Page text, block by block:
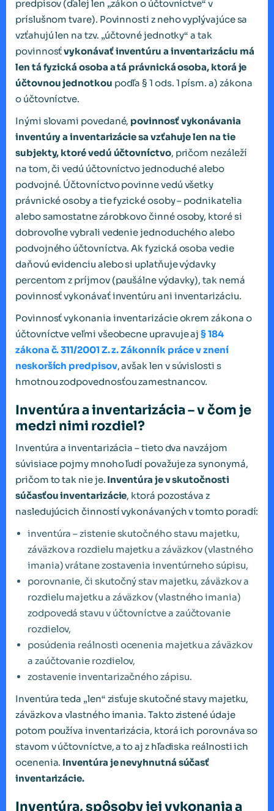
predpisov (ďalej len „zákon o účtovníctve“ v
príslušnom tvare). Povinnosti z neho vyplývajúce sa
vzťahujú len na tzv. „účtovné jednotky“ a tak
povinnosťvykonávať inventúru a inventarizáciu má
len tá fyzická osoba a tá právnická osoba, ktorá je
účtovnou jednotkou podľa § 1 ods. 1 písm. a) zákona
o účtovníctve.
Inými slovami povedané, povinnosť vykonávania
inventúry a inventarizácie sa vzťahuje len na tie
subjekty, ktoré vedú účtovníctvo, pričom nezáleží
na tom, či vedú účtovníctvo jednoduché alebo
podvojné. Účtovníctvo povinne vedú všetky
právnické osoby a tie fyzické osoby – podnikatelia
alebo samostatne zárobkovo činné osoby, ktoré si
dobrovoľne vybrali vedenie jednoduchého alebo
podvojného účtovníctva. Ak fyzická osoba vedie
daňovú evidenciu alebo si uplatňuje výdavky
percentom z príjmov (paušálne výdavky), tak nemá
povinnosť vykonávať inventúru ani inventarizáciu.
Povinnosť vykonania inventarizácie okrem zákona o
účtovníctve veľmi všeobecne upravuje aj§ 184
zákona č. 311/2001 Z. z. Zákonník práce v znení
neskorších predpisov, avšak len v súvislosti s
hmotnou zodpovednosťou zamestnancov.
Inventúra a inventarizácia – v čom je
medzi nimi rozdiel?
Inventúra a inventarizácia – tieto dva navzájom
súvisiace pojmy mnoho ľudí považuje za synonymá,
pričom to tak nie je. Inventúra je v skutočnosti
súčasťou inventarizácie, ktorá pozostáva z
nasledujúcich činností vykonávaných v tomto poradí:
inventúra – zistenie skutočného stavu majetku,
záväzkov a rozdielu majetku a záväzkov (vlastného
imania) vrátane zostavenia inventúrneho súpisu,
porovnanie, či skutočný stav majetku, záväzkov a
rozdielu majetku a záväzkov (vlastného imania)
zodpovedá stavu v účtovníctve a zaúčtovanie
rozdielov,
posúdenia reálnosti ocenenia majetku a záväzkov
a zaúčtovanie rozdielov,
zostavenie inventarizačného zápisu.
Inventúra teda „len“ zisťuje skutočné stavy majetku,
záväzkov a vlastného imania. Takto zistené údaje
potom používa inventarizácia, ktorá ich porovnáva so
stavom v účtovníctve, a to aj z hľadiska reálnosti ich
ocenenia. Inventúra je nevyhnutná súčasť
inventarizácie.
Inventúra, spôsoby jej vykonania a